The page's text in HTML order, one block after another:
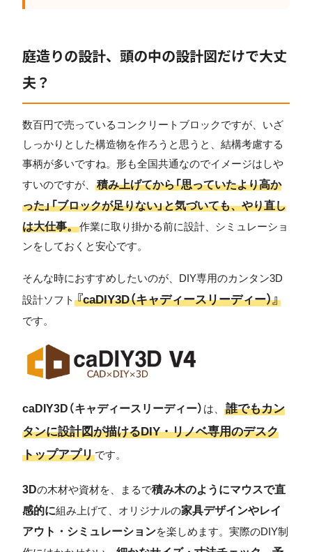
庭造りの設計、頭の中の設計図だけで大丈
夫？
数百円で売っているコンクリートブロックですが、いざ
しっかりとした構造物を作ろうと思うと、結構考慮する
事柄が多いですね。形も全国共通なのでイメージはしや
すいのですが、
積み上げてから「思っていたより高か
った」「ブロックが足りない」と気づいても、やり直し
は大仕事。作業に取り掛かる前に設計、シミュレーショ
ンをしておくと安心です。
そんな時におすすめしたいのが、DIY専用のカンタン3D
設計ソフト 『caDIY3D（キャディースリーディー）』
です。
caDIY3D（キャディースリーディー） は、
誰でもカン
タンに設計図が描けるDIY・リノベ専用のデスク
トップアプリです。
3Dの木材や資材を、まるで積み木のようにマウスで直
感的に組み上げて、オリジナルの家具デザインやレイ
アウト・シミュレーションを楽しめます。実際のDIY制